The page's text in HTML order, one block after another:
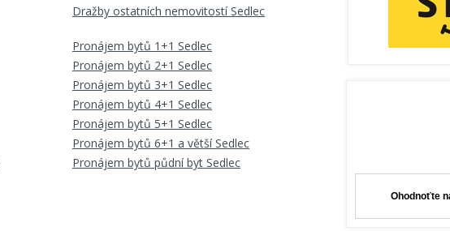
Dražby ostatních nemovitostí Sedlec
Pronájem bytů 1+1 Sedlec
Pronájem bytů 2+1 Sedlec
Pronájem bytů 3+1 Sedlec
Pronájem bytů 4+1 Sedlec
Pronájem bytů 5+1 Sedlec
Pronájem bytů 6+1 a větší Sedlec
Pronájem bytů půdní byt Sedlec